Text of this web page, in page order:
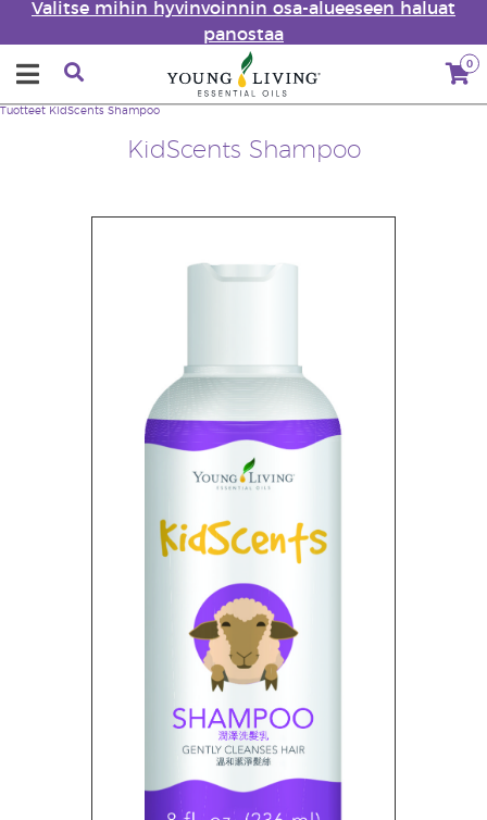
Valitse mihin hyvinvoinnin osa-alueeseen haluat
panostaa
0
KidScents Shampoo
Tuotteet KidScents Shampoo